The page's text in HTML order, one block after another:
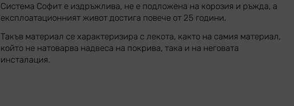
Система Софит е издръжлива, не е подложена на корозия и ръжда, а
експлоатационният живот достига повече от 25 години.
Такъв материал се характеризира с лекота, както на самия материал,
който не натоварва надвеса на покрива, така и на неговата
инсталация.